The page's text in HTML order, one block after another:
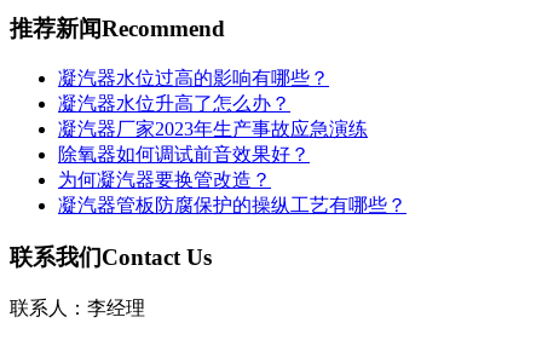
推荐新闻Recommend
凝汽器水位过高的影响有哪些？
凝汽器水位升高了怎么办？
凝汽器厂家2023年生产事故应急演练
除氧器如何调试前音效果好？
为何凝汽器要换管改造？
凝汽器管板防腐保护的操纵工艺有哪些？
联系我们Contact Us
联系人：李经理